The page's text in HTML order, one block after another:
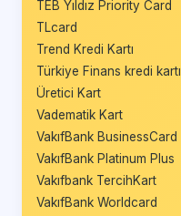
TEB Yıldız Priority Card
TLcard
Trend Kredi Kartı
Türkiye Finans kredi kartı
Üretici Kart
Vadematik Kart
VakıfBank BusinessCard
VakıfBank Platinum Plus
Vakıfbank TercihKart
VakıfBank Worldcard